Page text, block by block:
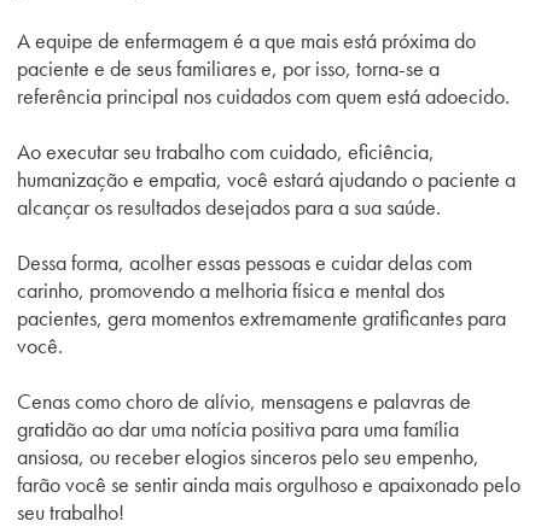
A equipe de enfermagem é a que mais está próxima do
paciente e de seus familiares e, por isso, torna-se a
referência principal nos cuidados com quem está adoecido.
Ao executar seu trabalho com cuidado, eficiência,
humanização e empatia, você estará ajudando o paciente a
alcançar os resultados desejados para a sua saúde.
Dessa forma, acolher essas pessoas e cuidar delas com
carinho, promovendo a melhoria física e mental dos
pacientes, gera momentos extremamente gratificantes para
você.
Cenas como choro de alívio, mensagens e palavras de
gratidão ao dar uma notícia positiva para uma família
ansiosa, ou receber elogios sinceros pelo seu empenho,
farão você se sentir ainda mais orgulhoso e apaixonado pelo
seu trabalho!